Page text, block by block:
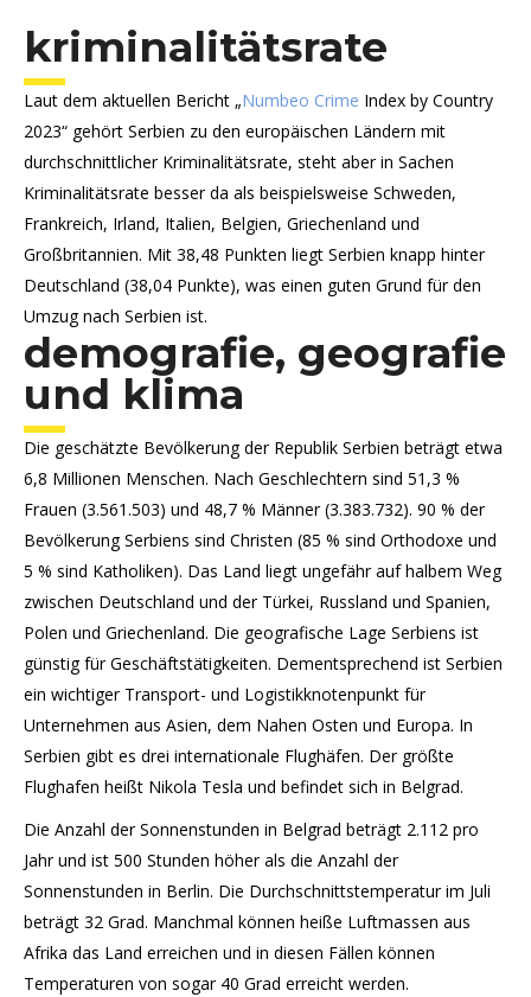
kriminalitätsrate
Laut dem aktuellen Bericht „Numbeo Crime Index by Country
2023“ gehört Serbien zu den europäischen Ländern mit
durchschnittlicher Kriminalitätsrate, steht aber in Sachen
Kriminalitätsrate besser da als beispielsweise Schweden,
Frankreich, Irland, Italien, Belgien, Griechenland und
Großbritannien. Mit 38,48 Punkten liegt Serbien knapp hinter
Deutschland (38,04 Punkte), was einen guten Grund für den
Umzug nach Serbien ist.
demografie, geografie
und klima
Die geschätzte Bevölkerung der Republik Serbien beträgt etwa
6,8 Millionen Menschen. Nach Geschlechtern sind 51,3 %
Frauen (3.561.503) und 48,7 % Männer (3.383.732). 90 % der
Bevölkerung Serbiens sind Christen (85 % sind Orthodoxe und
5 % sind Katholiken). Das Land liegt ungefähr auf halbem Weg
zwischen Deutschland und der Türkei, Russland und Spanien,
Polen und Griechenland. Die geografische Lage Serbiens ist
günstig für Geschäftstätigkeiten. Dementsprechend ist Serbien
ein wichtiger Transport- und Logistikknotenpunkt für
Unternehmen aus Asien, dem Nahen Osten und Europa. In
Serbien gibt es drei internationale Flughäfen. Der größte
Flughafen heißt Nikola Tesla und befindet sich in Belgrad.
Die Anzahl der Sonnenstunden in Belgrad beträgt 2.112 pro
Jahr und ist 500 Stunden höher als die Anzahl der
Sonnenstunden in Berlin. Die Durchschnittstemperatur im Juli
beträgt 32 Grad. Manchmal können heiße Luftmassen aus
Afrika das Land erreichen und in diesen Fällen können
Temperaturen von sogar 40 Grad erreicht werden.